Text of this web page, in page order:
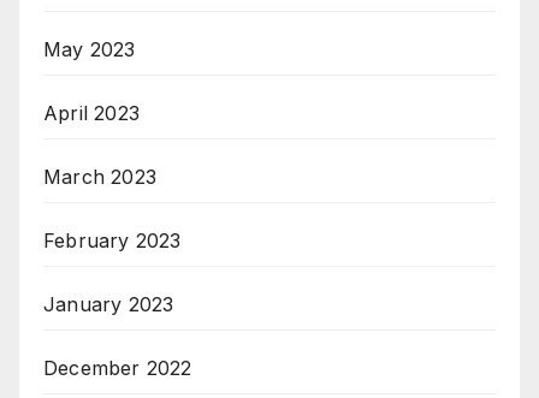
May 2023
April 2023
March 2023
February 2023
January 2023
December 2022